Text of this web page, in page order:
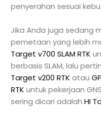
penyerahan sesuai
Jika Anda juga sedang
pemetaan yang lebih
Target v700 SLAM RTK
berbasis SLAM, lalu
Target v200 RTK atau
RTK untuk pekerjaan
sering dicari adalahHI